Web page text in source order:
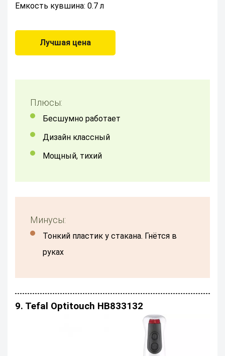
Емкость кувшина: 0.7 л
Лучшая цена
Плюсы:
бесшумно работает
дизайн классный
Мощный, тихий
Минусы:
Тонкий пластик у стакана. Гнётся в
руках
9. Tefal Optitouch HB833132